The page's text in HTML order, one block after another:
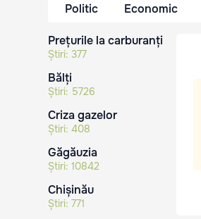
Politic Economic
Prețurile la carburanți
Știri: 377
Bălți
Știri: 5726
Criza gazelor
Știri: 408
Găgăuzia
Știri: 10842
Chișinău
Știri: 771